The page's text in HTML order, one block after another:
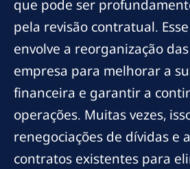
que pode ser
pela revisão contratual.
envolve a reorganização
empresa para melhorar a
financeira e garantir a
operações. Muitas vezes,
renegociações de dívidas e
contratos existentes para